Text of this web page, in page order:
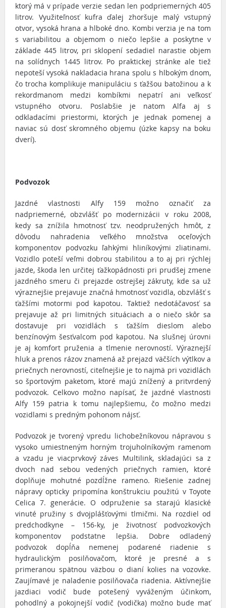
ktorý má v prípade verzie sedan len podpriemerných 405
litrov. Využiteľnosť kufra ďalej zhoršuje malý vstupný
otvor, vysoká hrana a hlboké dno. Kombi verzia je na tom
s variabilitou a objemom o niečo lepšie a poskytne v
základe 445 litrov, pri sklopení sedadiel narastie objem
na solídnych 1445 litrov. Po praktickej stránke ale tiež
nepoteší vysoká nakladacia hrana spolu s hlbokým dnom,
čo trocha komplikuje manipuláciu s ťažšou batožinou a k
rekordmanom medzi kombíkmi nepatrí ani veľkosť
vstupného otvoru. Poslabšie je natom Alfa aj s
odkladacími priestormi, ktorých je jednak pomenej a
naviac sú dosť skromného objemu (úzke kapsy na boku
dverí).
Podvozok
Jazdné vlastnosti Alfy 159 možno označiť za
nadpriemerné, obzvlášť po modernizácii v roku 2008,
kedy sa znížila hmotnosť tzv. neodpružených hmôt, z
dôvodu nahradenia veľkého množstva oceľových
komponentov podvozku ľahkými hliníkovými zliatinami.
Vozidlo poteší veľmi dobrou stabilitou a to aj pri rýchlej
jazde, škoda len určitej ťažkopádnosti pri prudšej zmene
jazdného smeru či prejazde ostrejšej zákruty, kde sa už
výraznejšie prejavuje značná hmotnosť vozidla, obzvlášť s
ťažšími motormi pod kapotou. Taktiež nedotáčavosť sa
prejavuje až pri limitných situáciach a o niečo skôr sa
dostavuje pri vozidlách s ťažším dieslom alebo
benzínovým šesťvalcom pod kapotou. Na slušnej úrovni
je aj komfort pruženia a tlmenie nerovností. Výraznejší
hluk a prenos rázov znamená až prejazd väčších výtlkov a
priečnych nerovností, citeľnejšie je to najmä pri vozidlách
so športovým paketom, ktoré majú znížený a pritvrdený
podvozok. Celkovo možno napísať, že jazdné vlastnosti
Alfy 159 patria k tomu najlepšiemu, čo možno medzi
vozidlami s predným pohonom nájsť.
Podvozok je tvorený vpredu lichobežníkovou nápravou s
vysoko umiestneným horným trojuholníkovým ramenom
a vzadu je viacprvkový záves Multilink, skladajúci sa z
dvoch nad sebou vedených priečnych ramien, ktoré
doplňuje mohutné pozdĺžne rameno. Riešenie zadnej
nápravy opticky pripomína konštrukciu použitú v Toyote
Celica 7. generácie. O odpruženie sa starajú klasické
vinuté pružiny s dvojplášťovými tlmičmi. Na rozdiel od
predchodkyne – 156-ky, je životnosť podvozkových
komponentov podstatne lepšia. Dobre odladený
podvozok dopĺňa nemenej podarené riadenie s
hydraulickým posilňovačom, ktoré je presné a s
primeranou spätnou väzbou o dianí kolies na vozovke.
Zaujímavé je naladenie posilňovača riadenia. Aktívnejšie
jazdiaci vodič bude potešený vyváženým účinkom,
pohodlný a pokojnejší vodič (vodička) možno bude mať